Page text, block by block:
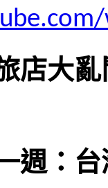
店大亂
週：